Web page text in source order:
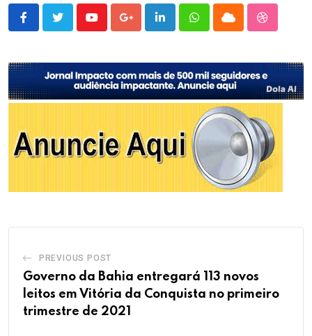
YoutubeGoogle+LinkedInWhatsappCloud
PREVIOUS POST
Governo da Bahia entregará 113 novos
leitos em Vitória da Conquista no primeiro
trimestre de 2021